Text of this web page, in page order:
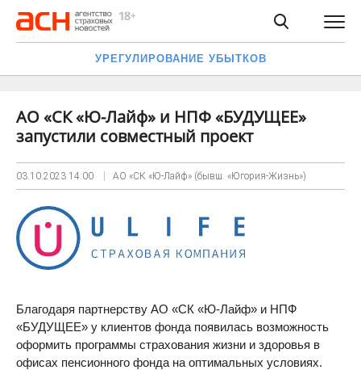
УРЕГУЛИРОВАНИЕ УБЫТКОВ
АО «СК «Ю-Лайф» и НПФ «БУДУЩЕЕ»
запустили совместный проект
03.10.2023 14:00 АО «СК «Ю-Лайф» (бывш. «Югория-Жизнь»)
Благодаря партнерству АО «СК «Ю-Лайф» и НПФ
«БУДУЩЕЕ» у клиентов фонда появилась возможность
оформить программы страхования жизни и здоровья в
офисах пенсионного фонда на оптимальных условиях.